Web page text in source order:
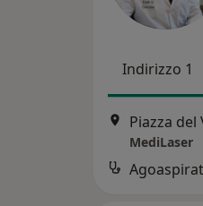
Indirizzo 1
Piazza
MediLaser